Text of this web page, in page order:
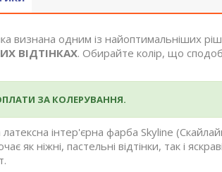
визнана одним із найоптимальніших
ВІДТІНКАХ. Обирайте колір, що
ЗА КОЛЕРУВАННЯ.
інтер'єрна фарба Skyline
як ніжні, пастельні відтінки, так і